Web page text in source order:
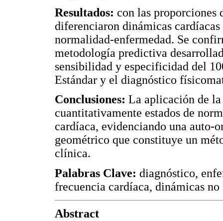
Resultados: con las proporciones
diferenciaron dinámicas
normalidad-enfermedad. Se
metodología predictiva
sensibilidad y especificidad del
Estándar y el diagnóstico
Conclusiones: La aplicación de
cuantitativamente estados de
cardíaca, evidenciando una auto-
geométrico que constituye un
clínica.
Palabras Clave: diagnóstico,
frecuencia cardíaca, dinámicas
Abstract